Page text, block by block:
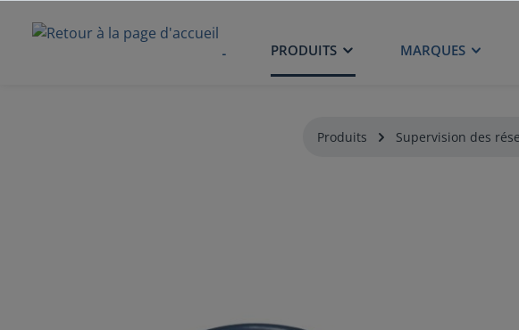
ACCUEIL PRODUITS MARQUES
Produits Supervision des